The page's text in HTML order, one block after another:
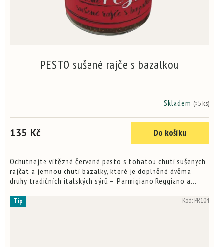
PESTO sušené rajče s bazalkou
je
z
5
hvězdiček.
Skladem (>5 ks)
135 Kč Do košíku
Ochutnejte vítězné červené pesto s bohatou chutí sušených
rajčat a jemnou chutí bazalky, které je doplněné dvěma
druhy tradičních italských sýrů – Parmigiano Reggiano a
Pecorino Romano. Toto pesto, oceněné na mezinárodních...
Tip Kód: PR104